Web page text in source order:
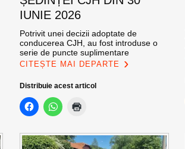
IUNIE 2026
Potrivit unei decizii adoptate de
conducerea CJH, au fost introduse o
serie de puncte suplimentare
CITEȘTE MAI DEPARTE
Distribuie acest articol